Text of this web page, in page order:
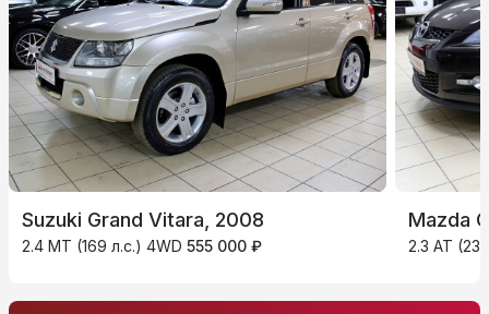
Suzuki Grand Vitara, 2008
2.4 MT (169 л.с.) 4WD 555 000 ₽
Mazda
2.3 AT